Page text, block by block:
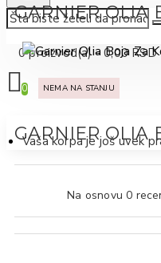
0 proizvod(a) - 0,00 RSD
0
Vaša korpa je još uvek
GARNIER OLIA
NEMA NA STANJU
GARNIER OLIA
Na osnovu 0